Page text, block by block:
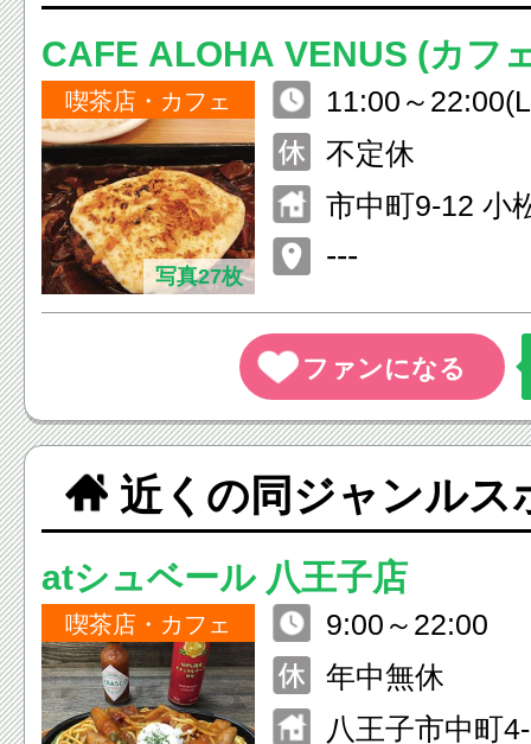
CAFE ALOHA VENUS (カフ
ヴィーナス)
喫茶店・カフェ
写真27枚
11:00～
不定休
市中町9-12 小
---
近くの同ジャンルス
atシュベール 八王子店
喫茶店・カフェ
9:00～22:00
年中無休
八王子市中町